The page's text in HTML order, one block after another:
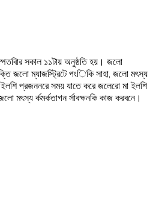
সকাল ১১টায় অনুষ্ঠতি হয়। জলো
জলো ম্যাজস্ট্রিটে পংিকি সাহা, জলো মৎস্য
ইলশি প্রজননরে সময় যাতে করে জলেরো মা ইলশি
মৎস্য র্কমর্কতাগন র্সাবক্ষনকি কাজ করবনে।